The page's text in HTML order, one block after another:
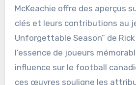
emblématiques, mettant en
sur le sport et la culture. “The
de John McFarlane retrace
canadienne de football, y
remarquables et leurs
Canada: The Story of the CFL”